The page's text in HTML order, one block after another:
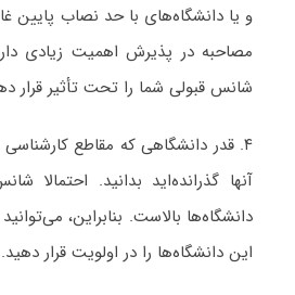
و یا دانشگاه‌های با حد نصاب پایین
مصاحبه در پذیرش اهمیت زیادی
شانس قبولی شما را تحت تأثیر قرار
۴. قدر دانشگاهی که مقاطع
آنها گذرانده‌اید بدانید. احتمالا
دانشگاه‌ها بالاست. بنابراین،
این دانشگاه‌ها را در اولویت قرار دهید.